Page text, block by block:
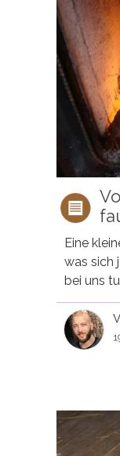
Eine
was sich
bei uns